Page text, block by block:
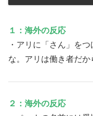
１：海外の反応
・アリに「さん」を
な。アリは働き者だか
２：海外の反応